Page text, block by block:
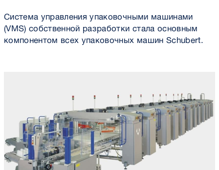
Система управления упаковочными машинами
(VMS) собственной разработки стала основным
компонентом всех упаковочных машин Schubert.